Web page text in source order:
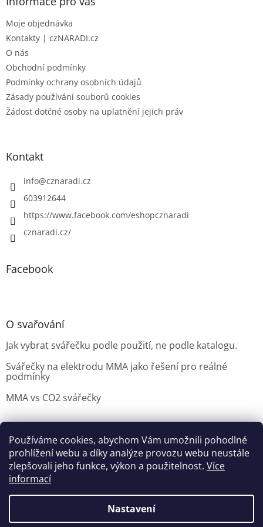
Používáme cookies, abychom Vám umožnili pohodlné
prohlížení webu a díky analýze provozu webu neustále
zlepšovali jeho funkce, výkon a použitelnost. Více
informací
Nastavení
Moje objednávka
Kontakty | czNARADI.cz
O nás
Obchodní podmínky
Podmínky ochrany osobních údajů
Zásady používání souborů cookies
Žádost dotčné osoby na uplatnění jejich práv
Kontakt
info@cznaradi.cz
603912644
https://www.facebook.com/eshopcznaradi
cznaradi.cz/
Facebook
O svařování
Jak vybrat svářečku podle použití, ne podle katalogu.
Svářečky na elektrodu MMA jako řešení pro reálné
podmínky
MMA vs CO2 svářečky
Možnosti doručení Nakupovani Možností platby
Výběr svářečky
Vytvořil Shoptet